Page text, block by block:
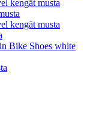
kengät musta
kengät musta
Bike Shoes white